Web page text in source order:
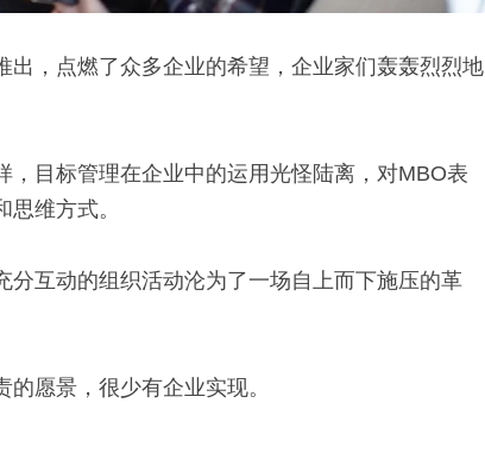
出，点燃了众多企业的希望，企业家们轰轰烈烈地
目标管理在企业中的运用光怪陆离，对MBO表
维方式。
互动的组织活动沦为了一场自上而下施压的革
愿景，很少有企业实现。